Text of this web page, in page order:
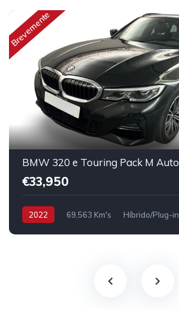
Brevemente
BMW 320 e Touring Pack M Auto
€33,950
2022 69,563 Km's Híbrido/Plug-in